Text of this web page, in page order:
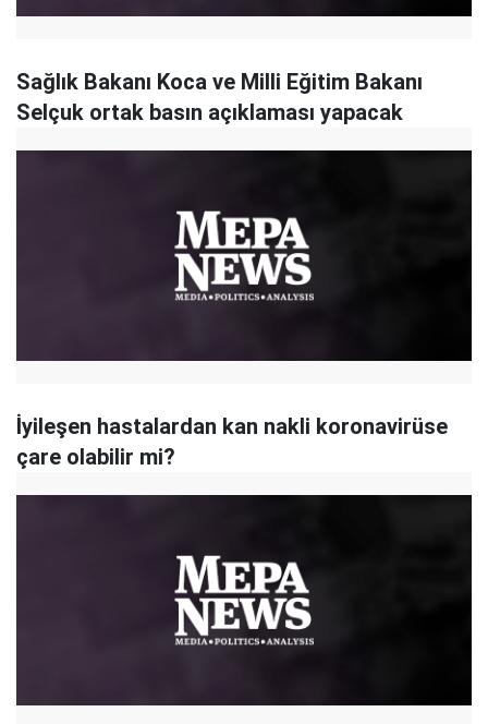
Sağlık Bakanı Koca ve Milli Eğitim Bakanı
Selçuk ortak basın açıklaması yapacak
İyileşen hastalardan kan nakli koronavirüse
çare olabilir mi?